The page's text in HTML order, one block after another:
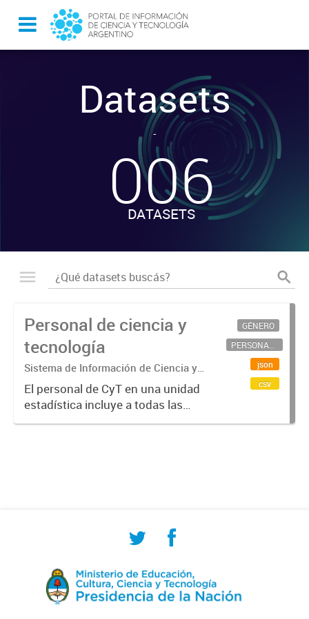
Datasets
-
006
DATASETS
Personal de ciencia y
tecnología
Sistema de Información de Ciencia y
Tecnología Argentino (SICYTAR)
El personal de CyT en una unidad
estadística incluye a todas las
personas involucradas
GÉNERO
PERSONAL CIENTÍFICO-TECNOLÓGICO
json
csv